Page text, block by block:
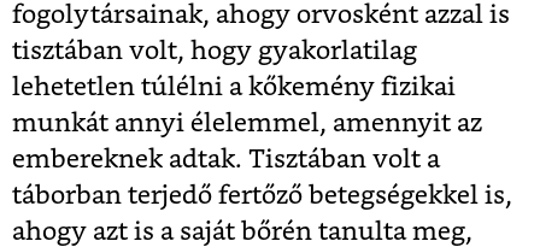
fogolytársainak, ahogy orvosként azzal is
tisztában volt, hogy gyakorlatilag
lehetetlen túlélni a kőkemény fizikai
munkát annyi élelemmel, amennyit az
embereknek adtak. Tisztában volt a
táborban terjedő fertőző betegségekkel is,
ahogy azt is a saját bőrén tanulta meg,